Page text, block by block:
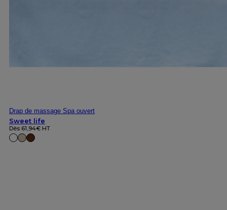
Drap de massage Spa ouvert
Sweet life
Dès 61,94€ HT